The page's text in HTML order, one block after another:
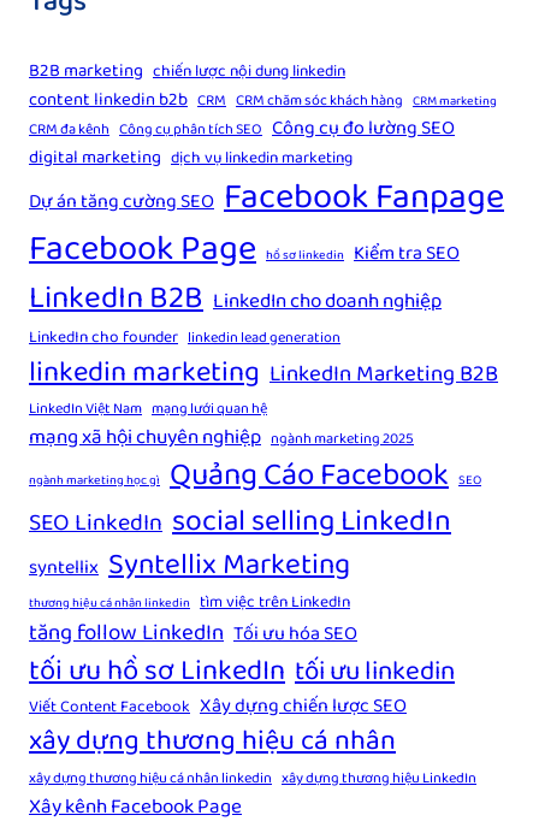
B2B marketing chiến lược nội dung linkedin
content linkedin b2b CRM CRM chăm sóc khách hàng CRM marketing
CRM đa kênh Công cụ phân tích SEO Công cụ đo lường SEO
digital marketing dịch vụ linkedin marketing
Dự án tăng cường SEO Facebook Fanpage
Facebook Page hồ sơ linkedin Kiểm tra SEO
LinkedIn B2B LinkedIn cho doanh nghiệp
LinkedIn cho founder linkedin lead generation
linkedin marketing LinkedIn Marketing B2B
LinkedIn Việt Nam mạng lưới quan hệ
mạng xã hội chuyên nghiệp ngành marketing 2025
ngành marketing học gì Quảng Cáo Facebook SEO
SEO LinkedIn social selling LinkedIn
syntellix Syntellix Marketing
thương hiệu cá nhân linkedin tìm việc trên LinkedIn
tăng follow LinkedIn Tối ưu hóa SEO
tối ưu hồ sơ LinkedIn tối ưu linkedin
Viết Content Facebook Xây dựng chiến lược SEO
xây dựng thương hiệu cá nhân
xây dựng thương hiệu cá nhân linkedin xây dựng thương hiệu LinkedIn
Xây kênh Facebook Page